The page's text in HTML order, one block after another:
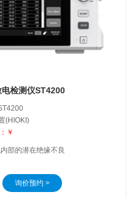
检测仪ST4200
(HIOKI)
￥
部的潜在绝缘不良
询价预约 >